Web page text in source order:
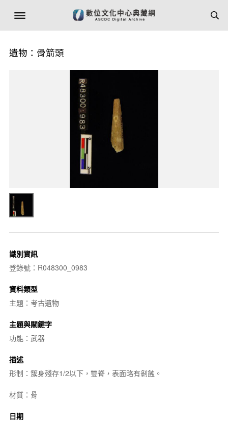
遺物：骨箭頭
識別資訊
登錄號：R048300_0983
資料類型
主題：考古遺物
主題與關鍵字
功能：武器
描述
形制：簇身殘存1/2以下，雙脊，表面略有剝蝕。
材質：骨
日期